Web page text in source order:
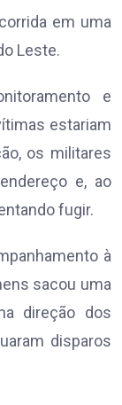
em uma
Leste.
e
estariam
os militares
e, ao
fugir.
à
sacou uma
direção dos
disparos